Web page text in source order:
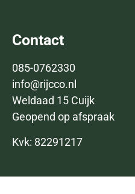
Contact
085-0762330
info@rijcco.nl
Weldaad 15 Cuijk
Geopend op afspraak
Kvk: 82291217